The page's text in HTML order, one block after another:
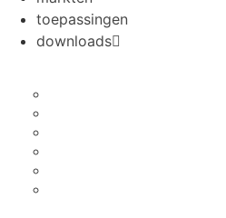
toepassingen
downloads